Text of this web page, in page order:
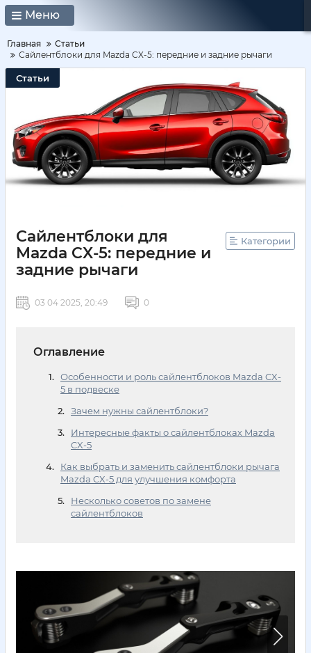
Меню
Главная
Статьи
Сайлентблоки для Mazda CX-5: передние и задние рычаги
Статьи
Сайлентблоки для
Mazda CX-5: передние и
задние рычаги
Категории
03 04 2025, 20:49 0
Оглавление
Особенности и роль сайлентблоков Mazda CX-
5 в подвеске
Зачем нужны сайлентблоки?
Интересные факты о сайлентблоках Mazda
CX-5
Как выбрать и заменить сайлентблоки рычага
Mazda CX-5 для улучшения комфорта
Несколько советов по замене
сайлентблоков